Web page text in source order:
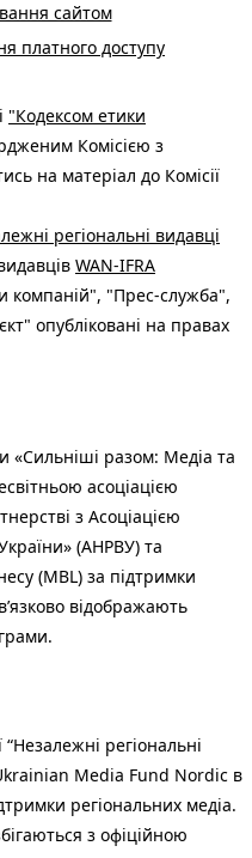
сайтом
платного доступу
"Кодексом етики
Комісією з
на матеріал до Комісії
регіональні видавці
WAN-IFRA
компаній", "Прес-служба",
опубліковані на правах
«Сильніші разом: Медіа та
асоціацією
з Асоціацією
(АНРВУ) та
(MBL) за підтримки
відображають
регіональні
Media Fund Nordic в
регіональних медіа.
з офіційною